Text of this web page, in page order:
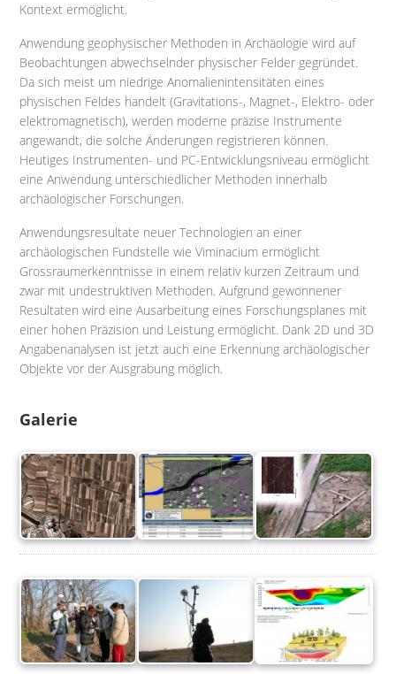
Kontext ermöglicht.
Anwendung geophysischer Methoden in Archäologie wird auf
Beobachtungen abwechselnder physischer Felder gegründet.
Da sich meist um niedrige Anomalienintensitäten eines
physischen Feldes handelt (Gravitations-, Magnet-, Elektro- oder
elektromagnetisch), werden moderne präzise Instrumente
angewandt, die solche Änderungen registrieren können.
Heutiges Instrumenten- und PC-Entwicklungsniveau ermöglicht
eine Anwendung unterschiedlicher Methoden innerhalb
archäologischer Forschungen.
Anwendungsresultate neuer Technologien an einer
archäologischen Fundstelle wie Viminacium ermöglicht
Grossraumerkenntnisse in einem relativ kurzen Zeitraum und
zwar mit undestruktiven Methoden. Aufgrund gewonnener
Resultaten wird eine Ausarbeitung eines Forschungsplanes mit
einer hohen Präzision und Leistung ermöglicht. Dank 2D und 3D
Angabenanalysen ist jetzt auch eine Erkennung archäologischer
Objekte vor der Ausgrabung möglich.
Galerie